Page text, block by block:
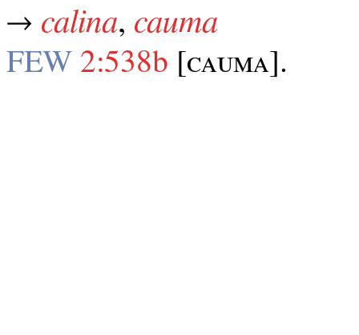
→ calina, cauma
FEW 2:538b [ᴄᴀᴜᴍᴀ].